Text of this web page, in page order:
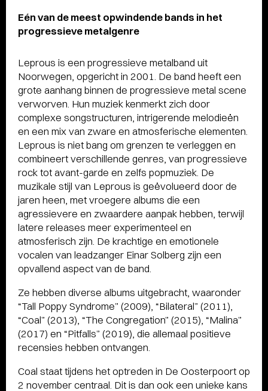
Eén van de meest opwindende bands in het
progressieve metalgenre
Leprous is een progressieve metalband uit
Noorwegen, opgericht in 2001. De band heeft een
grote aanhang binnen de progressieve metal scene
verworven. Hun muziek kenmerkt zich door
complexe songstructuren, intrigerende melodieën
en een mix van zware en atmosferische elementen.
Leprous is niet bang om grenzen te verleggen en
combineert verschillende genres, van progressieve
rock tot avant-garde en zelfs popmuziek. De
muzikale stijl van Leprous is geëvolueerd door de
jaren heen, met vroegere albums die een
agressievere en zwaardere aanpak hebben, terwijl
latere releases meer experimenteel en
atmosferisch zijn. De krachtige en emotionele
vocalen van leadzanger Einar Solberg zijn een
opvallend aspect van de band.
Ze hebben diverse albums uitgebracht, waaronder
“Tall Poppy Syndrome” (2009), “Bilateral” (2011),
“Coal” (2013), “The Congregation” (2015), “Malina”
(2017) en “Pitfalls” (2019), die allemaal positieve
recensies hebben ontvangen.
Coal staat tijdens het optreden in De Oosterpoort op
2 november centraal. Dit is dan ook een unieke kans